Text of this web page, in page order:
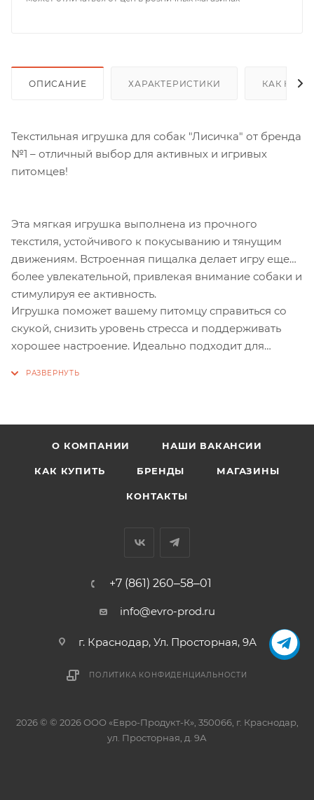
ОПИСАНИЕ ХАРАКТЕРИСТИКИ КАК
Текстильная игрушка для собак "Лисичка" от бренда
№1 – отличный выбор для активных и игривых
питомцев!
Эта мягкая игрушка выполнена из прочного
текстиля, устойчивого к покусыванию и тянущим
движениям. Встроенная пищалка делает игру еще
более увлекательной, привлекая внимание собаки и
стимулируя ее активность.
Игрушка поможет вашему питомцу справиться со
скукой, снизить уровень стресса и поддерживать
хорошее настроение. Идеально подходит для
О КОМПАНИИ НАШИ ВАКАНСИИ
КАК КУПИТЬ БРЕНДЫ МАГАЗИНЫ
КОНТАКТЫ
+7 (861) 260‒58‒01
info@evro-prod.ru
г. Краснодар, ​Ул. Просторная, 9А
ПОЛИТИКА КОНФИДЕНЦИАЛЬНОСТИ
2026 © © 2026 ООО «Евро-Продукт-К», 350066, г. Краснодар,
ул. Просторная, д. 9А